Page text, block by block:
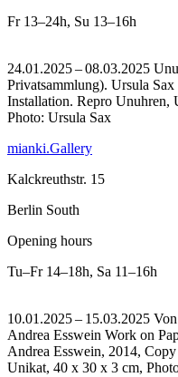
Fr 13–24h, Su 13–16h
24.01.2025 – 08.03.2025
Privatsammlung). Ursula
Installation. Repro Unuhren,
Photo: Ursula Sax
mianki.Gallery
Kalckreuthstr. 15
Berlin South
Opening hours
Tu–Fr 14–18h, Sa 11–16h
10.01.2025 – 15.03.2025
Andrea Esswein Work on
Andrea Esswein, 2014,
Unikat, 40 x 30 x 3 cm,